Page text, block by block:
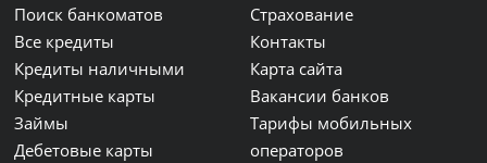
Поиск банкоматов
Все кредиты
Кредиты наличными
Кредитные карты
Займы
Дебетовые карты
Страхование
Контакты
Карта сайта
Вакансии банков
Тарифы мобильных
операторов